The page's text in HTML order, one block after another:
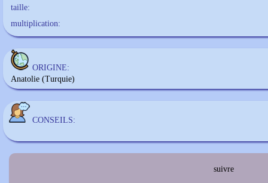
taille:
multiplication:
ORIGINE:
Anatolie (Turquie)
CONSEILS:
suivre